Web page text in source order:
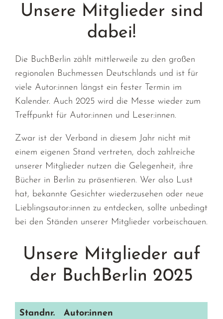
Unsere Mitglieder sind
dabei!
Die BuchBerlin zählt mittlerweile zu den großen
regionalen Buchmessen Deutschlands und ist für
viele Autor:innen längst ein fester Termin im
Kalender. Auch 2025 wird die Messe wieder zum
Treffpunkt für Autor:innen und Leser:innen.
Zwar ist der Verband in diesem Jahr nicht mit
einem eigenen Stand vertreten, doch zahlreiche
unserer Mitglieder nutzen die Gelegenheit, ihre
Bücher in Berlin zu präsentieren. Wer also Lust
hat, bekannte Gesichter wiederzusehen oder neue
Lieblingsautor:innen zu entdecken, sollte unbedingt
bei den Ständen unserer Mitglieder vorbeischauen.
Unsere Mitglieder auf
der BuchBerlin 2025
Standnr. Autor:innen